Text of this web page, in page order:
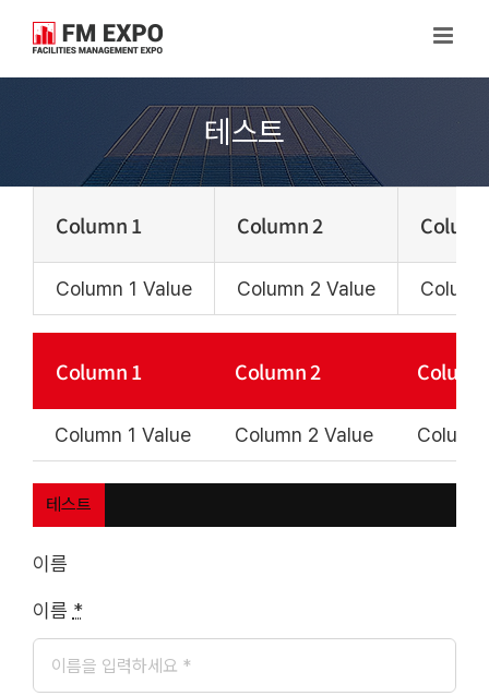
content
테스트
Column 1 Column 2
Column 1 Value Column 2 Value
Column 1 Column 2
Column 1 Value Column 2 Value
테스트
이름
이름 *